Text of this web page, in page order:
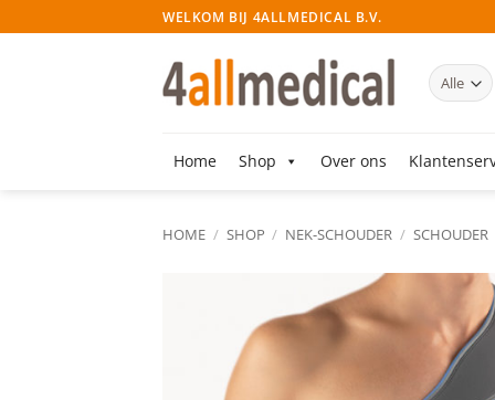
naar
WELKOM BIJ 4ALLMEDICAL B.V.
Home Shop Over ons
HOME / SHOP / NEK-SCHOUDER / SCHOUDER